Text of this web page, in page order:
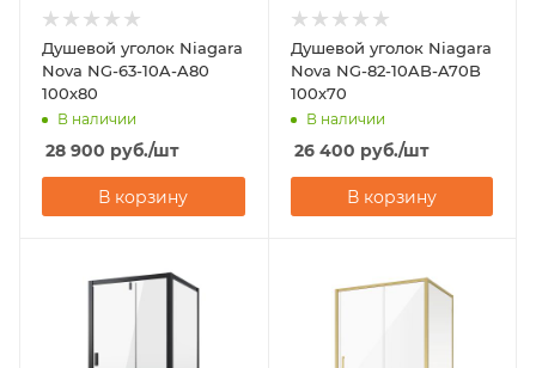
Душевой уголок Niagara
Nova NG-63-10A-A80
100х80
В наличии
28 900 руб./шт
В корзину
Душевой уголок Niagara
Nova NG-82-10AB-A70B
100х70
В наличии
26 400 руб./шт
В корзину